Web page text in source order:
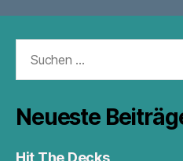
nach:
Neueste
Hit The Decks